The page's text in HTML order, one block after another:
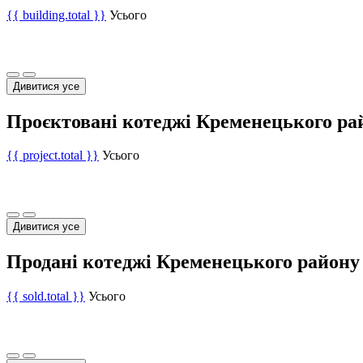
{{ building.total }} Усього
Дивитися усе
Проєктовані котеджі Кременецького
{{ project.total }} Усього
Дивитися усе
Продані котеджі Кременецького району
{{ sold.total }} Усього